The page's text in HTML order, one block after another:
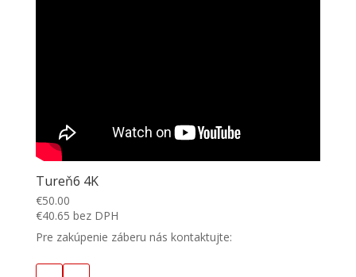
Tureň6 4K
€50.00
€40.65 bez DPH
Pre zakúpenie záberu nás kontaktujte: